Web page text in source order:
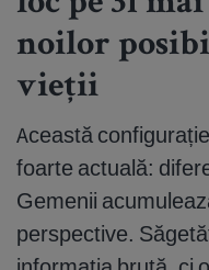
noilor
vieții
Această
foarte actuală:
Gemenii
perspective.